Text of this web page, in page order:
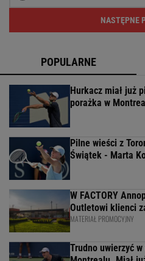
NASTĘPNE
POPULARNE
Hurkacz miał już
porażka w
Pilne wieści z
Świątek - Marta
W FACTORY
Outletowi klienci
MATERIAŁ PROMOCYJNY
Trudno uwierzyć